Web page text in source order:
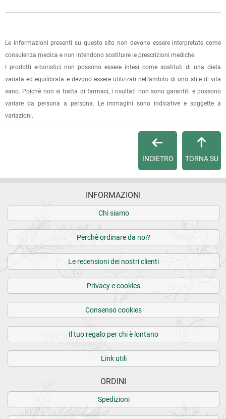
02.11.2025
ho anticipato il valore del prodotto, scusate. E' un
prodotto conosciuto, va usato con moderazione e sotto
Molta soddisfatta e efficace grazie
03.10.2024
Un prodotto molto valido efficace .
02.10.2024
15.06.2024
Ottimo
02.06.2024
Ottimo prodotto
Ottimo prodotto e molto efficace grazie
oppure dalla fattura se richiesta al momento dell'ordine
(selezionando l'apposita casella del modulo d'ordine e
specificando l'indirizzo di fatturazione).
Dalla tuaArea Clientepotrai verificare lo stato di lavorazione
dell'ordine e lo stato della spedizione.
Per qualsiasi informazione, contattaci viae-mail.
Condizioni di vendita
Le informazioni presenti su questo sito non devono essere interpretate come
consulenza medica e non intendono sostituire le prescrizioni mediche.
I prodotti erboristici non possono essere intesi come sostituti di una dieta
variata ed equilibrata e devono essere utilizzati nell'ambito di uno stile di vita
sano. Poichè non si tratta di farmaci, i risultati non sono garantiti e possono
variare da persona a persona. Le immagini sono indicative e soggette a
variazioni.
TORNA SU
INDIETRO
INFORMAZIONI
Chi siamo
Perchè ordinare da noi?
Le recensioni dei nostri clienti
Privacy e cookies
Consenso cookies
Il tuo regalo per chi è lontano
Link utili
ORDINI
Spedizioni